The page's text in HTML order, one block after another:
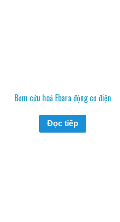
Bơm cứu hoả Ebara động cơ điện
Đọc tiếp